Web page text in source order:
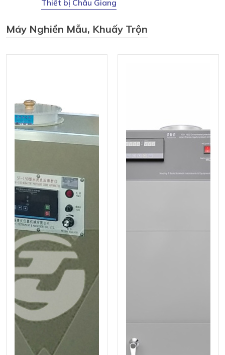
Thiết bị Châu Giang
Máy Nghiền Mẫu, Khuấy Trộn